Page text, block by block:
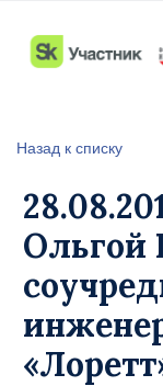
Назад к списку
Ольгой